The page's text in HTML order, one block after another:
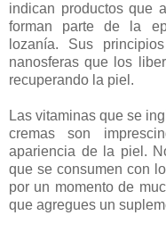
indican productos que
forman parte de la
lozanía. Sus
nanosferas que los
recuperando la piel.
Las vitaminas que se
cremas son
apariencia de la piel.
que se consumen con
por un momento de
que agregues un